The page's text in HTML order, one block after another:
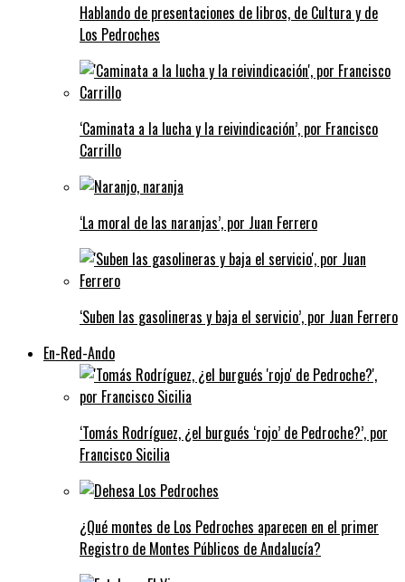
Hablando de presentaciones de libros, de Cultura y de
Los Pedroches
‘Caminata a la lucha y la reivindicación’, por Francisco
Carrillo
‘La moral de las naranjas’, por Juan Ferrero
‘Suben las gasolineras y baja el servicio’, por Juan Ferrero
En-Red-Ando
‘Tomás Rodríguez, ¿el burgués ‘rojo’ de Pedroche?’, por
Francisco Sicilia
¿Qué montes de Los Pedroches aparecen en el primer
Registro de Montes Públicos de Andalucía?